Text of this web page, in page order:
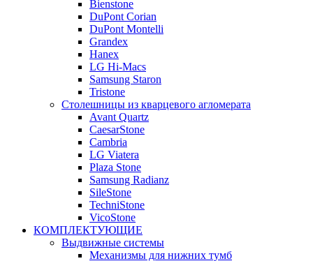
Bienstone
DuPont Corian
DuPont Montelli
Grandex
Hanex
LG Hi-Macs
Samsung Staron
Tristone
Столешницы из кварцевого агломерата
Avant Quartz
CaesarStone
Cambria
LG Viatera
Plaza Stone
Samsung Radianz
SileStone
TechniStone
VicoStone
КОМПЛЕКТУЮЩИЕ
Выдвижные системы
Механизмы для нижних тумб